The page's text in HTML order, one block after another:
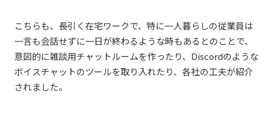
こちらも、長引く在宅ワークで、特に一人暮らしの従業員は
一言も会話せずに一日が終わるような時もあるとのことで、
意図的に雑談用チャットルームを作ったり、Discordのような
ボイスチャットのツールを取り入れたり、各社の工夫が紹介
されました。